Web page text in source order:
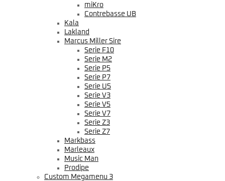
miKro
Contrebasse UB
Kala
Lakland
Marcus Miller Sire
Serie F10
Serie M2
Serie P5
Serie P7
Serie U5
Serie V3
Serie V5
Serie V7
Serie Z3
Serie Z7
Markbass
Marleaux
Music Man
Prodipe
Custom Megamenu 3